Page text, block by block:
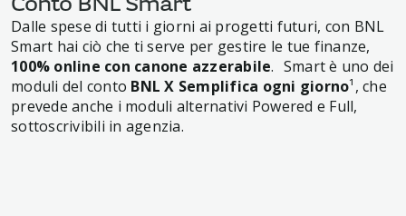
Conto BNL Smart
Dalle spese di tutti i giorni ai progetti futuri, con BNL
Smart hai ciò che ti serve per gestire le tue finanze,
100% online con canone azzerabile. Smart è uno dei
moduli del conto BNL X Semplifica ogni giorno¹, che
prevede anche i moduli alternativi Powered e Full,
sottoscrivibili in agenzia.